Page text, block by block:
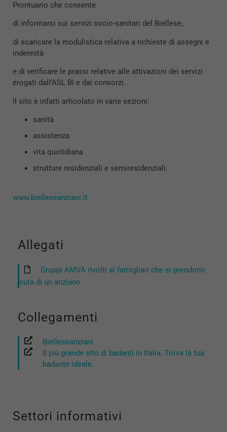
Prontuario che consente
di informarsi sui servizi socio-sanitari del Biellese,
di scaricare la modulistica relativa a richieste di assegni e
indennità
e di verificare le prassi relative alle attivazioni dei servizi
erogati dall’ASL BI e dai consorzi.
Il sito è infatti articolato in varie sezioni:
sanità
assistenza
vita quotidiana
strutture residenziali e semiresidenziali.
www.bielleseanziani.it
Allegati
Gruppi AMVA rivolti ai famigliari che si prendono
cura di un anziano.
Collegamenti
Bielleseanziani
Il più grande sito di badanti in Italia. Trova la tua
badante ideale.
Settori informativi